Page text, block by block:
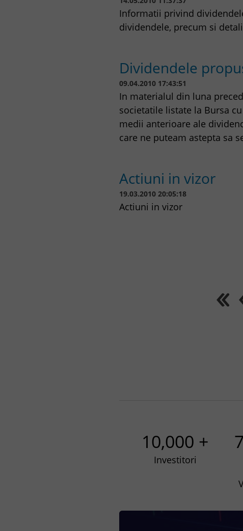
Informatii privind
dividendele, precum si
Dividendele
09.04.2010 17:43:51
In materialul din luna
societatile listate la Bursa
medii anterioare ale
care ne puteam astepta sa
Actiuni in vizor
19.03.2010 20:05:18
Actiuni in vizor
10,000 +
Investitori